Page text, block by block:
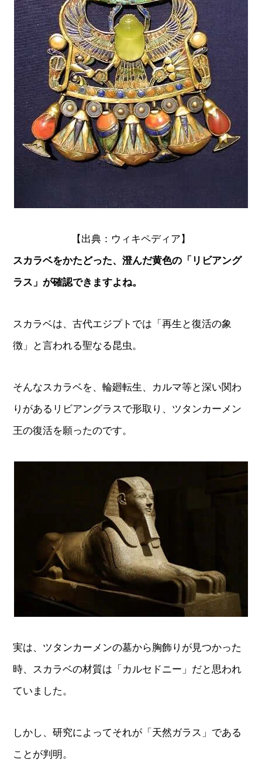
【出典：ウィキペディア】
スカラベをかたどった、澄んだ黄色の「リビアング
ラス」が確認できますよね。
スカラベは、古代エジプトでは「再生と復活の象
徴」と言われる聖なる昆虫。
そんなスカラベを、輪廻転生、カルマ等と深い関わ
りがあるリビアングラスで形取り、ツタンカーメン
王の復活を願ったのです。
実は、ツタンカーメンの墓から胸飾りが見つかった
時、スカラベの材質は「カルセドニー」だと思われ
ていました。
しかし、研究によってそれが「天然ガラス」である
ことが判明。